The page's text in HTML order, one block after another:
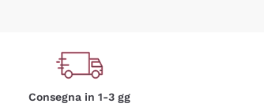
Consegna in 1-3 gg